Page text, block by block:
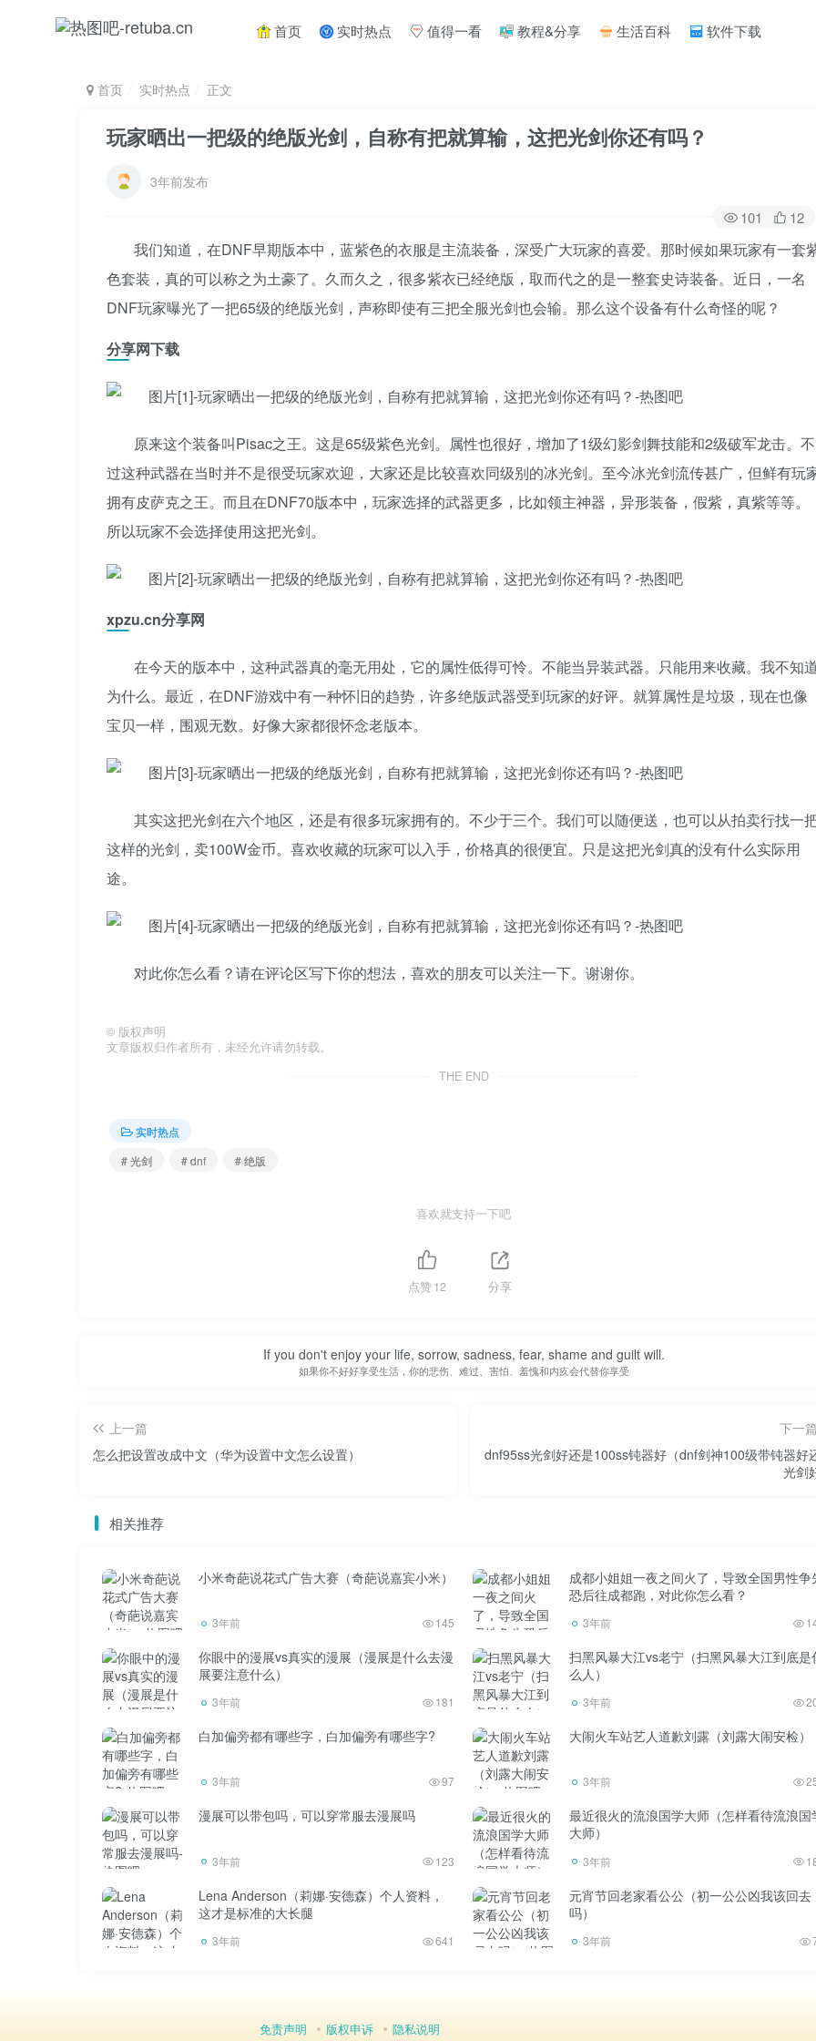
首页 实时热点 值得一看 教程&分享 生活百科 软件下载
首页 实时热点 正文
玩家晒出一把级的绝版光剑，自称有把就算输，这把光剑你还有吗？
3年前发布
101 12
我们知道，在DNF早期版本中，蓝紫色的衣服是主流装备，深受广大玩家的喜爱。那时候如果玩家有一套
色套装，真的可以称之为土豪了。久而久之，很多紫衣已经绝版，取而代之的是一整套史诗装备。近日，一名
DNF玩家曝光了一把65级的绝版光剑，声称即使有三把全服光剑也会输。那么这个设备有什么奇怪的呢？
分享网下载
原来这个装备叫Pisac之王。这是65级紫色光剑。属性也很好，增加了1级幻影剑舞技能和2级破军龙击。不
过这种武器在当时并不是很受玩家欢迎，大家还是比较喜欢同级别的冰光剑。至今冰光剑流传甚广，但鲜有玩
拥有皮萨克之王。而且在DNF70版本中，玩家选择的武器更多，比如领主神器，异形装备，假紫，真紫等等。
所以玩家不会选择使用这把光剑。
xpzu.cn分享网
在今天的版本中，这种武器真的毫无用处，它的属性低得可怜。不能当异装武器。只能用来收藏。我不知
为什么。最近，在DNF游戏中有一种怀旧的趋势，许多绝版武器受到玩家的好评。就算属性是垃圾，现在也像
宝贝一样，围观无数。好像大家都很怀念老版本。
其实这把光剑在六个地区，还是有很多玩家拥有的。不少于三个。我们可以随便送，也可以从拍卖行找一
这样的光剑，卖100W金币。喜欢收藏的玩家可以入手，价格真的很便宜。只是这把光剑真的没有什么实际用
途。
对此你怎么看？请在评论区写下你的想法，喜欢的朋友可以关注一下。谢谢你。
© 版权声明
文章版权归作者所有，未经允许请勿转载。
THE END
实时热点
# 光剑
# dnf # 绝版
喜欢就支持一下吧
点赞12 分享
If you don't enjoy your life, sorrow, sadness, fear, shame and guilt will.
如果你不好好享受生活，你的悲伤、难过、害怕、羞愧和内疚会代替你享受
上一篇
怎么把设置改成中文（华为设置中文怎么设置）
下一篇
dnf95ss光剑好还是100ss钝器好（dnf剑神100级带钝器好
光剑
相关推荐
小米奇葩说花式广告大赛（奇葩说嘉宾小米）
3年前 145
成都小姐姐一夜之间火了，导致全国男性争
恐后往成都跑，对此你怎么看？
3年前
你眼中的漫展vs真实的漫展（漫展是什么去漫
展要注意什么）
3年前 181
扫黑风暴大江vs老宁（扫黑风暴大江到底是
么人）
3年前
白加偏旁都有哪些字，白加偏旁有哪些字?
3年前 97
大闹火车站艺人道歉刘露（刘露大闹安检）
3年前
漫展可以带包吗，可以穿常服去漫展吗
3年前 123
最近很火的流浪国学大师（怎样看待流浪国
大师）
3年前
Lena Anderson（莉娜·安德森）个人资料，
这才是标准的大长腿
3年前 641
元宵节回老家看公公（初一公公凶我该回去
吗）
3年前
免责声明 版权申诉 隐私说明